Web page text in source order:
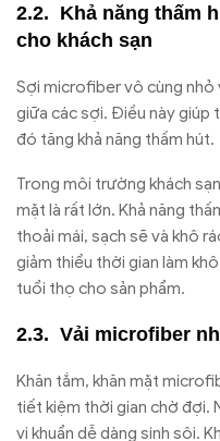
Khả năng thấm
cho khách sạn
Sợi microfiber vô cùng nhỏ
giữa các sợi. Điều này giúp
đó tăng khả năng thấm hút.
Trong môi trường khách
mặt là rất lớn. Khả năng
thoải mái, sạch sẽ và khô
giảm thiểu thời gian làm
tuổi thọ cho sản phẩm.
Vải microfiber
Khăn tắm, khăn mặt
tiết kiệm thời gian chờ đợi.
vi khuẩn dễ dàng sinh sôi.